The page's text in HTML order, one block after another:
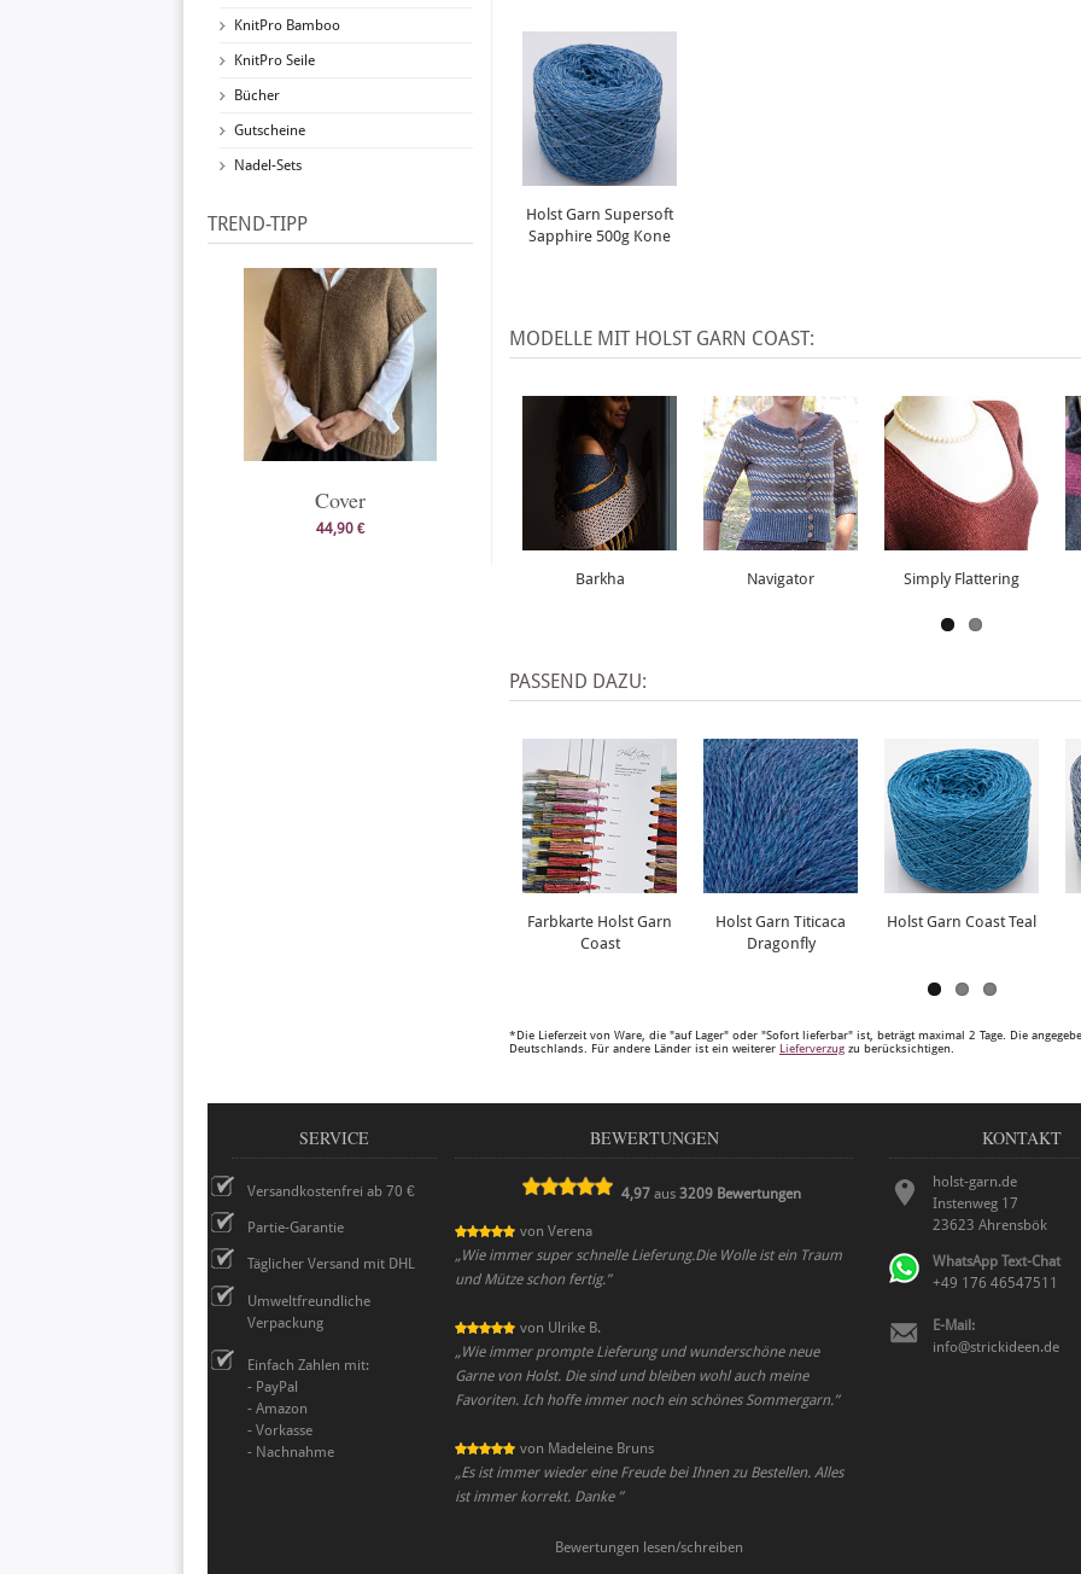
KnitPro Bamboo
KnitPro Seile
Bücher
Gutscheine
Nadel-Sets
TREND-TIPP
Cover
44,90 €
Holst Garn Supersoft
Sapphire 500g Kone
MODELLE MIT HOLST GARN COAST:
Barkha Navigator Simply Flattering
PASSEND DAZU:
Farbkarte Holst Garn
Coast
Holst Garn Titicaca
Dragonfly
Holst Garn Coast Teal
*Die Lieferzeit von Ware, die "auf Lager" oder "Sofort lieferbar" ist, beträgt maximal 2 Tage. Die
Deutschlands. Für andere Länder ist ein weiterer Lieferverzug zu berücksichtigen.
SERVICE
Versandkostenfrei ab 70 €
Partie-Garantie
Täglicher Versand mit DHL
Umweltfreundliche
Verpackung
Einfach Zahlen mit:
- PayPal
- Amazon
- Vorkasse
- Nachnahme
BEWERTUNGEN
4,97 aus3209 Bewertungen
von Verena
„Wie immer super schnelle Lieferung.Die Wolle ist ein Traum
und Mütze schon fertig.”
von Ulrike B.
„Wie immer prompte Lieferung und wunderschöne neue
Garne von Holst. Die sind und bleiben wohl auch meine
Favoriten. Ich hoffe immer noch ein schönes Sommergarn.”
von Madeleine Bruns
„Es ist immer wieder eine Freude bei Ihnen zu Bestellen. Alles
ist immer korrekt. Danke ”
Bewertungen lesen/schreiben
KONTAKT
holst-garn.de
Instenweg 17
23623 Ahrensbök
WhatsApp Text-Chat
+49 176 46547511
E-Mail:
info@strickideen.de